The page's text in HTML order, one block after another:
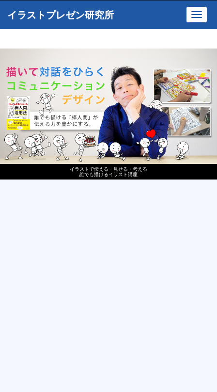
イラストで伝える・見せる・考える
誰でも描けるイラスト講座
イラストプレゼン研究所